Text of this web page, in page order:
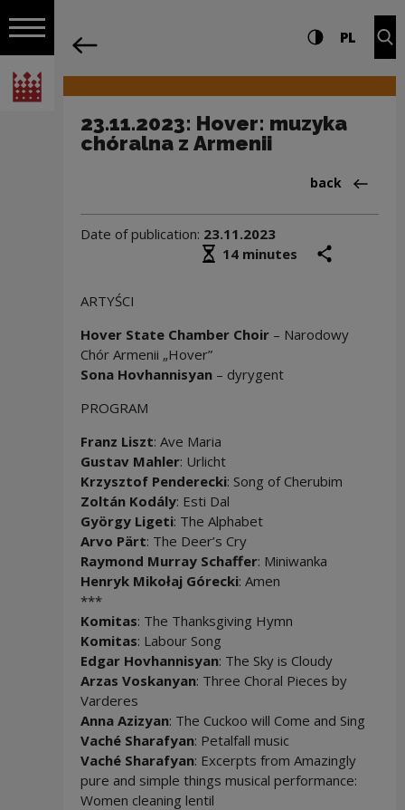
Open navigation
National Centre for Culture Poland
Navigation Settings and search
High contrast
PL
23.11.2023: Hover: muzyka
chóralna z Armenii
Back to:News
back
Date of publication: 23.11.2023
Średni czas czytania
14 minutes
ARTYŚCI
Hover State Chamber Choir – Narodowy
Chór Armenii „Hover”
Sona Hovhannisyan– dyrygent
PROGRAM
Franz Liszt: Ave Maria
Gustav Mahler: Urlicht
Krzysztof Penderecki: Song of Cherubim
Zoltán Kodály: Esti Dal
György Ligeti: The Alphabet
Arvo Pärt: The Deer’s Cry
Raymond Murray Schaffer: Miniwanka
Henryk Mikołaj Górecki: Amen
***
Komitas: The Thanksgiving Hymn
Komitas: Labour Song
Edgar Hovhannisyan: The Sky is Cloudy
Arzas Voskanyan: Three Choral Pieces by
Varderes
Anna Azizyan: The Cuckoo will Come and Sing
Vaché Sharafyan: Petalfall music
Vaché Sharafyan: Excerpts from Amazingly
pure and simple things musical performance:
Women cleaning lentil